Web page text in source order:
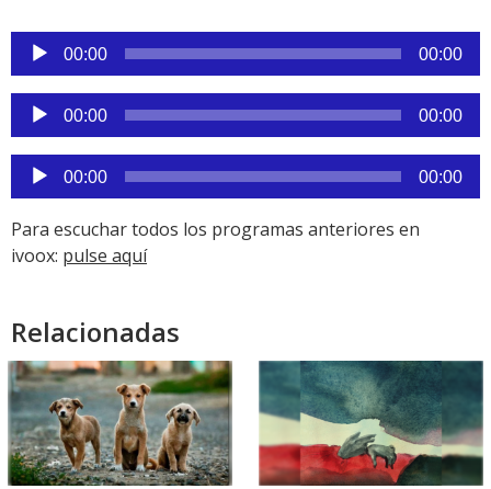
Reproductor
audio
00:00 00:00
Reproductor
de
audio
00:00 00:00
Reproductor
de
audio
00:00 00:00
Para escuchar todos los programas anteriores en
ivoox: pulse aquí
Relacionadas